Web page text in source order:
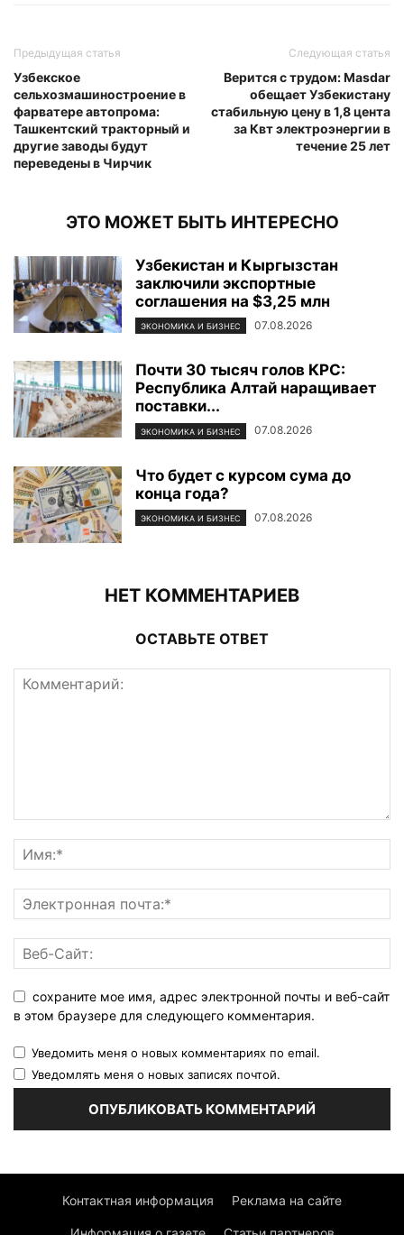
Предыдущая статья
Узбекское
сельхозмашиностроение в
фарватере автопрома:
Ташкентский тракторный и
другие заводы будут
переведены в Чирчик
Следующая статья
Верится с трудом: Masdar
обещает Узбекистану
стабильную цену в 1,8 цента
за Квт электроэнергии в
течение 25 лет
ЭТО МОЖЕТ БЫТЬ ИНТЕРЕСНО
Узбекистан и Кыргызстан
заключили экспортные
соглашения на $3,25 млн
ЭКОНОМИКА И БИЗНЕС 07.08.2026
Почти 30 тысяч голов КРС:
Республика Алтай наращивает
поставки...
ЭКОНОМИКА И БИЗНЕС 07.08.2026
Что будет с курсом сума до
конца года?
ЭКОНОМИКА И БИЗНЕС 07.08.2026
НЕТ КОММЕНТАРИЕВ
ОСТАВЬТЕ ОТВЕТ
сохраните мое имя, адрес электронной почты и веб-сайт
в этом браузере для следующего комментария.
Уведомить меня о новых комментариях по email.
Уведомлять меня о новых записях почтой.
Контактная информация Реклама на сайте